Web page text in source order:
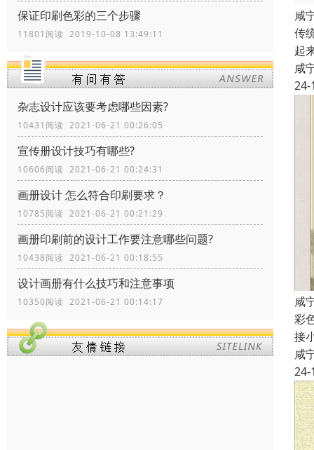
保证印刷色彩的三个步骤
11801阅读 2019-10-08 13:49:11
杂志设计应该要考虑哪些因素?
10431阅读 2021-06-21 00:26:05
宣传册设计技巧有哪些?
10606阅读 2021-06-21 00:24:31
画册设计 怎么符合印刷要求？
10785阅读 2021-06-21 00:21:29
画册印刷前的设计工作要注意哪些问题?
10438阅读 2021-06-21 00:18:55
设计画册有什么技巧和注意事项
10350阅读 2021-06-21 00:14:17
咸
传
起
咸
24-
咸
彩
接
咸
24-